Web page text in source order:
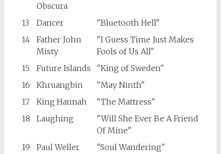
Obscura
13 Dancer
"Bluetooth Hell"
14
Father John
Misty
"I Guess Time Just Makes
Fools of Us All"
15
Future Islands
"King of Sweden"
16
Khruangbin
"May Ninth"
17
King Hannah
"The Mattress"
18
Laughing
"Will She Ever Be A Friend
Of Mine"
19
Paul Weller
"Soul Wandering"